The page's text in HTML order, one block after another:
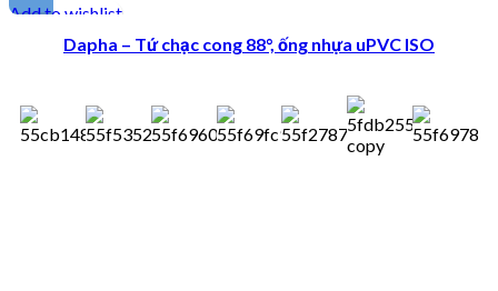
Add to wishlist
Dapha – Tứ chạc cong 88°, ống nhựa uPVC ISO